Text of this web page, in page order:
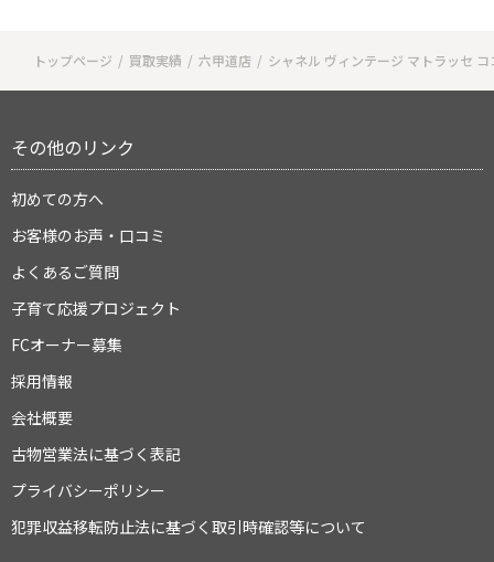
トップページ 買取実績 六甲道店 シャネル ヴィンテージ マトラッセ
その他のリンク
初めての方へ
お客様のお声・口コミ
よくあるご質問
子育て応援プロジェクト
FCオーナー募集
採用情報
会社概要
古物営業法に基づく表記
プライバシーポリシー
犯罪収益移転防止法に基づく取引時確認等について